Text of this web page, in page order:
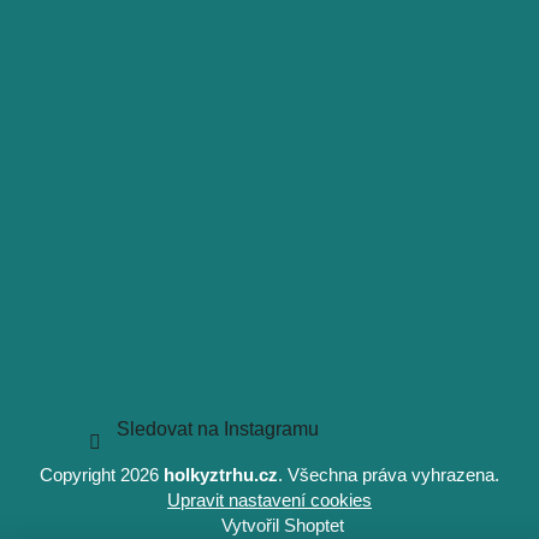
Sledovat na Instagramu
Vytvořil Shoptet
Copyright 2026 holkyztrhu.cz. Všechna práva vyhrazena.
Upravit nastavení cookies